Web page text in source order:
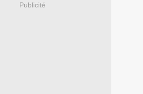
Publicité